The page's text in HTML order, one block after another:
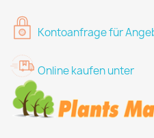
Kontoanfrage für
Online kaufen unter